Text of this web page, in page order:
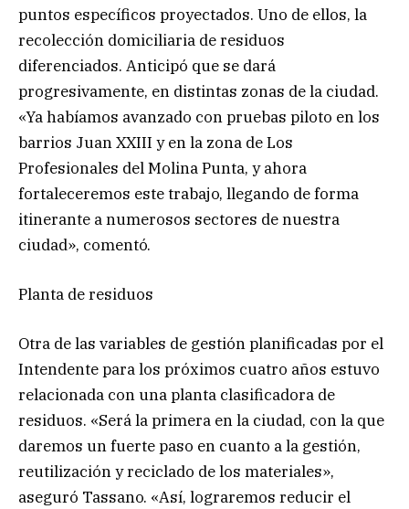
puntos específicos proyectados. Uno de ellos, la
recolección domiciliaria de residuos
diferenciados. Anticipó que se dará
progresivamente, en distintas zonas de la ciudad.
«Ya habíamos avanzado con pruebas piloto en los
barrios Juan XXIII y en la zona de Los
Profesionales del Molina Punta, y ahora
fortaleceremos este trabajo, llegando de forma
itinerante a numerosos sectores de nuestra
ciudad», comentó.
Planta de residuos
Otra de las variables de gestión planificadas por el
Intendente para los próximos cuatro años estuvo
relacionada con una planta clasificadora de
residuos. «Será la primera en la ciudad, con la que
daremos un fuerte paso en cuanto a la gestión,
reutilización y reciclado de los materiales»,
aseguró Tassano. «Así, lograremos reducir el